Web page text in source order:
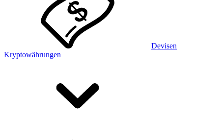
Devisen
Kryptowährungen